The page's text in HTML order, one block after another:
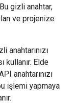
gizli anahtar,
ve projenize
anahtarınızı
kullanır. Elde
anahtarınızı
işlemi yapmaya